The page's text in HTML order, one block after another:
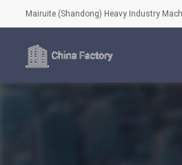
Mairuite (Shandong) Heavy Industry